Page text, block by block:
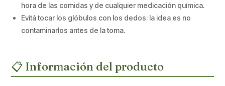
hora de las comidas y de cualquier medicación química.
Evitá tocar los glóbulos con los dedos: la idea es no
contaminarlos antes de la toma.
📋 Información del producto